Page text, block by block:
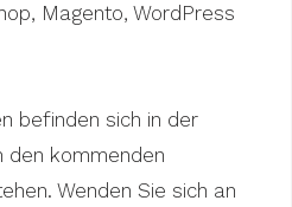
Magento, WordPress
befinden sich in der
den kommenden
Wenden Sie sich an